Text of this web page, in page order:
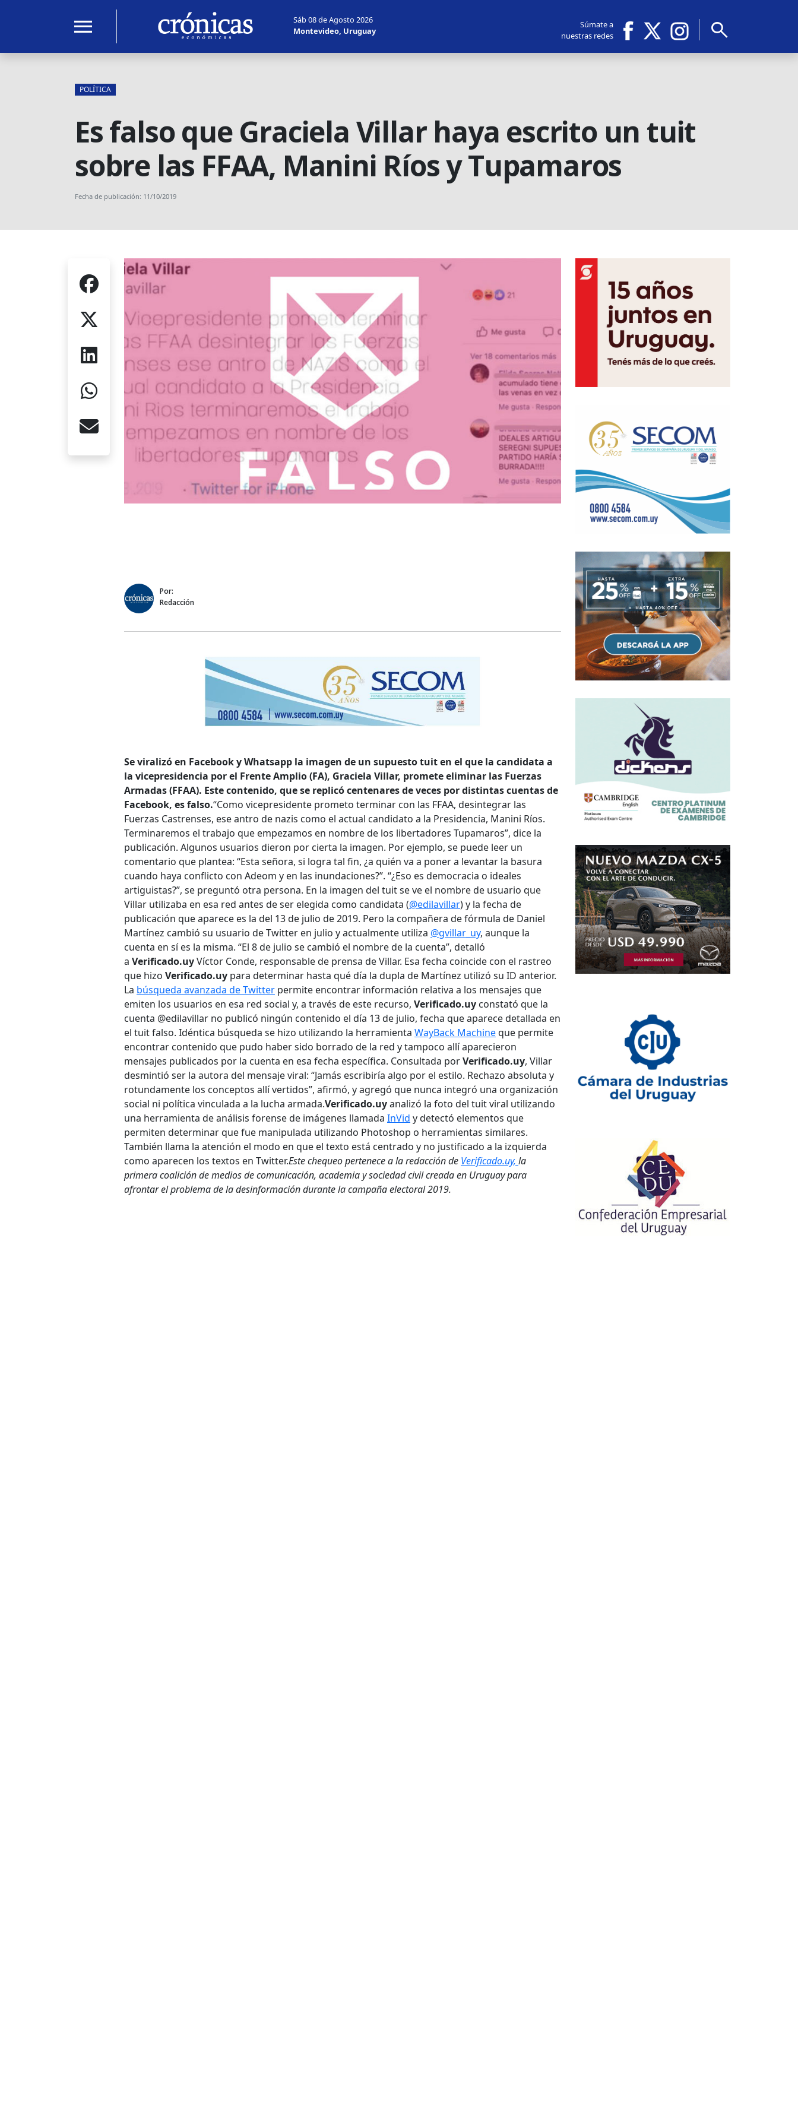
menu
Sáb 08 de Agosto 2026
Montevideo, Uruguay
Súmate a
nuestras redes
search
POLÍTICA
Es falso que Graciela Villar haya escrito un tuit
sobre las FFAA, Manini Ríos y Tupamaros
Fecha de publicación: 11/10/2019
Por:
Redacción
Se viralizó en Facebook y Whatsapp la imagen de un supuesto tuit en el que la candidata a
la vicepresidencia por el Frente Amplio (FA), Graciela Villar, promete eliminar las Fuerzas
Armadas (FFAA). Este contenido, que se replicó centenares de veces por distintas cuentas de
Facebook, es falso.“Como vicepresidente prometo terminar con las FFAA, desintegrar las
Fuerzas Castrenses, ese antro de nazis como el actual candidato a la Presidencia, Manini Ríos.
Terminaremos el trabajo que empezamos en nombre de los libertadores Tupamaros”, dice la
publicación. Algunos usuarios dieron por cierta la imagen. Por ejemplo, se puede leer un
comentario que plantea: “Esta señora, si logra tal fin, ¿a quién va a poner a levantar la basura
cuando haya conflicto con Adeom y en las inundaciones?”. “¿Eso es democracia o ideales
artiguistas?”, se preguntó otra persona. En la imagen del tuit se ve el nombre de usuario que
Villar utilizaba en esa red antes de ser elegida como candidata (@edilavillar) y la fecha de
publicación que aparece es la del 13 de julio de 2019. Pero la compañera de fórmula de Daniel
Martínez cambió su usuario de Twitter en julio y actualmente utiliza @gvillar_uy, aunque la
cuenta en sí es la misma. “El 8 de julio se cambió el nombre de la cuenta”, detalló
a Verificado.uyVíctor Conde, responsable de prensa de Villar. Esa fecha coincide con el rastreo
que hizo Verificado.uy para determinar hasta qué día la dupla de Martínez utilizó su ID anterior.
La búsqueda avanzada de Twitter permite encontrar información relativa a los mensajes que
emiten los usuarios en esa red social y, a través de este recurso, Verificado.uy constató que la
cuenta @edilavillar no publicó ningún contenido el día 13 de julio, fecha que aparece detallada en
el tuit falso. Idéntica búsqueda se hizo utilizando la herramienta WayBack Machineque permite
encontrar contenido que pudo haber sido borrado de la red y tampoco allí aparecieron
mensajes publicados por la cuenta en esa fecha específica. Consultada porVerificado.uy, Villar
desmintió ser la autora del mensaje viral: “Jamás escribiría algo por el estilo. Rechazo absoluta y
rotundamente los conceptos allí vertidos”, afirmó, y agregó que nunca integró una organización
social ni política vinculada a la lucha armada.Verificado.uyanalizó la foto del tuit viral utilizando
una herramienta de análisis forense de imágenes llamada InVid y detectó elementos que
permiten determinar que fue manipulada utilizando Photoshop o herramientas similares.
También llama la atención el modo en que el texto está centrado y no justificado a la izquierda
como aparecen los textos en Twitter.Este chequeo pertenece a la redacción de Verificado.uy, la
primera coalición de medios de comunicación, academia y sociedad civil creada en Uruguay para
afrontar el problema de la desinformación durante la campaña electoral 2019.